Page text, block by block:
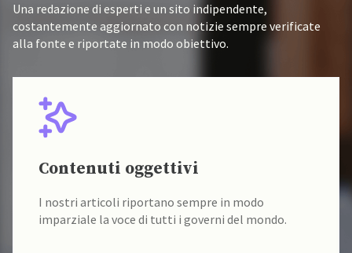
Una redazione di esperti e un sito indipendente,
costantemente aggiornato con notizie sempre verificate
alla fonte e riportate in modo obiettivo.
Contenuti oggettivi
I nostri articoli riportano sempre in modo
imparziale la voce di tutti i governi del mondo.